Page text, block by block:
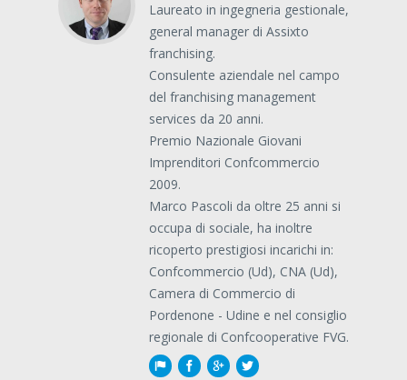
Laureato in ingegneria gestionale,
general manager di Assixto
franchising.
Consulente aziendale nel campo
del franchising management
services da 20 anni.
Premio Nazionale Giovani
Imprenditori Confcommercio
2009.
Marco Pascoli da oltre 25 anni si
occupa di sociale, ha inoltre
ricoperto prestigiosi incarichi in:
Confcommercio (Ud), CNA (Ud),
Camera di Commercio di
Pordenone - Udine e nel consiglio
regionale di Confcooperative FVG.